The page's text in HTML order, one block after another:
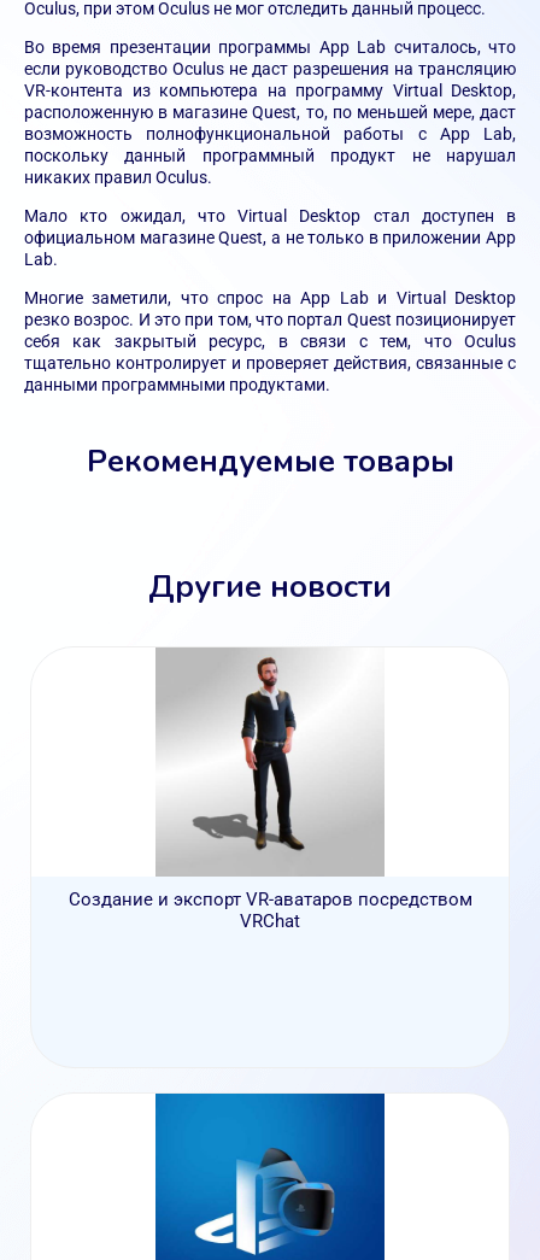
Oculus, при этом Oculus не мог отследить данный процесс.
Во время презентации программы App Lab считалось, что
если руководство Oculus не даст разрешения на трансляцию
VR-контента из компьютера на программу Virtual Desktop,
расположенную в магазине Quest, то, по меньшей мере, даст
возможность полнофункциональной работы с App Lab,
поскольку данный программный продукт не нарушал
никаких правил Oculus.
Мало кто ожидал, что Virtual Desktop стал доступен в
официальном магазине Quest, а не только в приложении App
Lab.
Многие заметили, что спрос на App Lab и Virtual Desktop
резко возрос. И это при том, что портал Quest позиционирует
себя как закрытый ресурс, в связи с тем, что Oculus
тщательно контролирует и проверяет действия, связанные с
данными программными продуктами.
Рекомендуемые товары
Другие новости
Создание и экспорт VR-аватаров посредством
VRChat